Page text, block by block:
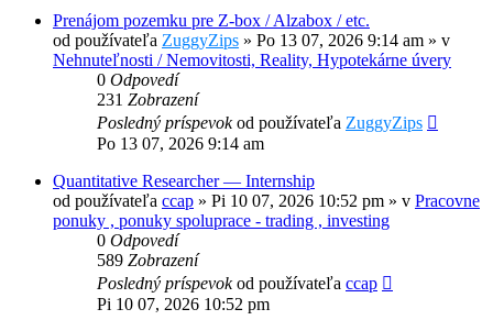
Prenájom pozemku pre Z-box / Alzabox / etc.
od používateľa ZuggyZips » Po 13 07, 2026 9:14 am » v
Nehnuteľnosti / Nemovitosti, Reality, Hypotekárne úvery
0 Odpovedí
231 Zobrazení
Posledný príspevokod používateľa ZuggyZips
Po 13 07, 2026 9:14 am
Quantitative Researcher — Internship
od používateľa ccap » Pi 10 07, 2026 10:52 pm » v Pracovne
ponuky , ponuky spoluprace - trading , investing
0 Odpovedí
589 Zobrazení
Posledný príspevokod používateľa ccap
Pi 10 07, 2026 10:52 pm